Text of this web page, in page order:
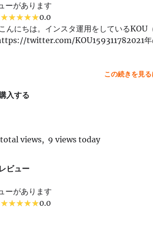
ーがあります
0.0
んにちは。インスタ運用をしている
twitter.com/KOU159311782021年の
この続きを見
入する
total views, 9 views today
ビュー
ーがあります
0.0